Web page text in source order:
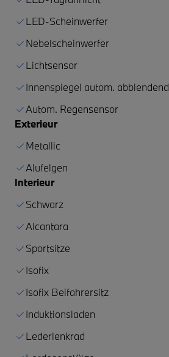
LED-Scheinwerfer
Nebelscheinwerfer
Lichtsensor
Innenspiegel autom. abblendend
Autom. Regensensor
Exterieur
Metallic
Alufelgen
Interieur
Schwarz
Alcantara
Sportsitze
Isofix
Isofix Beifahrersitz
Induktionsladen
Lederlenkrad